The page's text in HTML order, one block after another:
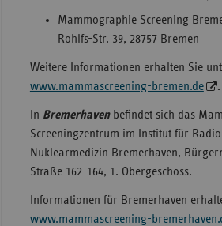
Mammographie Screening
Rohlfs-Str. 39, 28757 Bremen
Weitere Informationen erhalten Sie
www.mammascreening-bremen.de
.
In Bremerhavenbefindet sich das
Screeningzentrum im Institut für
Nuklearmedizin Bremerhaven,
Straße 162-164, 1. Obergeschoss.
Informationen für Bremerhaven
www.mammascreening-